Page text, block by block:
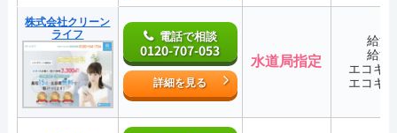
株式会社クリーン
ライフ
電話で相談
0120-707-053
詳細を見る
水道局指定
給湯
給湯
エコキ
エコキ